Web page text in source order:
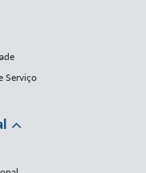
Serviço